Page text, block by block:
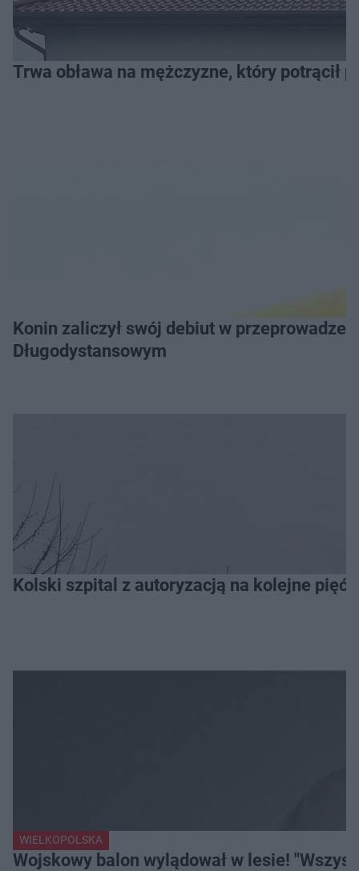
Trwa obława na mężczyzne, który potrącił
Konin zaliczył swój debiut w przeprowadzeniu Grand Prix Wielkopolski w Pływaniu
Długodystansowym
Kolski szpital z autoryzacją na kolejne pięć
WIELKOPOLSKA
Wojskowy balon wylądował w lesie!